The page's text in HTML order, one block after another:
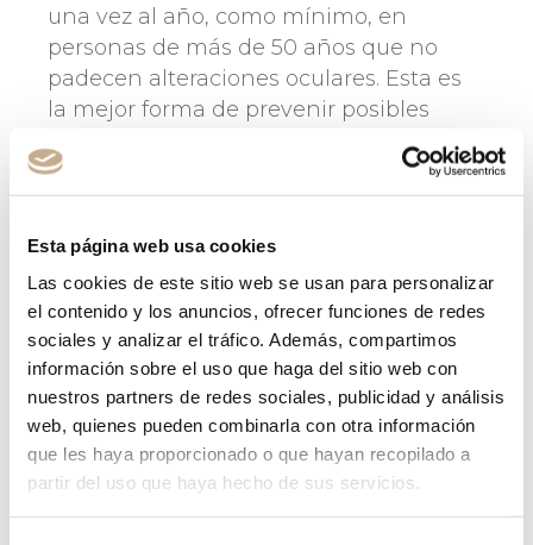
Esta página web usa cookies
Las cookies de este sitio web se usan para personalizar
el contenido y los anuncios, ofrecer funciones de redes
sociales y analizar el tráfico. Además, compartimos
información sobre el uso que haga del sitio web con
nuestros partners de redes sociales, publicidad y análisis
web, quienes pueden combinarla con otra información
que les haya proporcionado o que hayan recopilado a
partir del uso que haya hecho de sus servicios.
una vez al año, como mínimo, en
personas de más de 50 años que no
padecen alteraciones oculares. Esta es
la mejor forma de prevenir posibles
Os adjuntamos el siguiente vídeo del
NEI(National Eye Institute) donde se
aprecia claramente el procedimiento de
realización del examen de fondo de ojo.